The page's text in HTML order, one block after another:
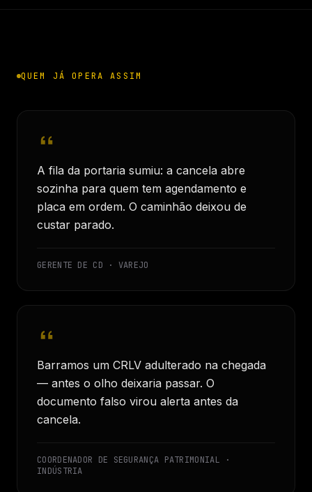
QUEM JÁ OPERA ASSIM
A fila da portaria sumiu: a cancela abre
sozinha para quem tem agendamento e
placa em ordem. O caminhão deixou de
custar parado.
GERENTE DE CD · VAREJO
Barramos um CRLV adulterado na chegada
— antes o olho deixaria passar. O
documento falso virou alerta antes da
cancela.
COORDENADOR DE SEGURANÇA PATRIMONIAL ·
INDÚSTRIA